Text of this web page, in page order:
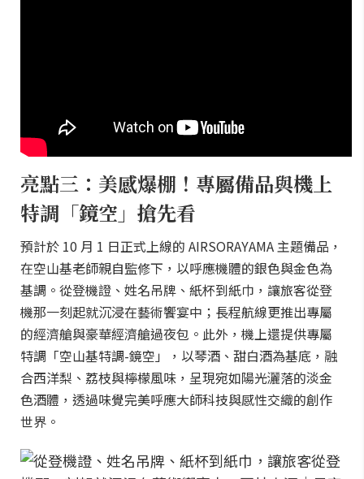
亮點三：美感爆棚！專屬備品與機上
特調「鏡空」搶先看
預計於 10 月 1 日正式上線的 AIRSORAYAMA 主題備品，
在空山基老師親自監修下，以呼應機體的銀色與金色為
基調。從登機證、姓名吊牌、紙杯到紙巾，讓旅客從登
機那一刻起就沉浸在藝術饗宴中；長程航線更推出專屬
的經濟艙與豪華經濟艙過夜包。此外，機上還提供專屬
特調「空山基特調-鏡空」，以琴酒、甜白酒為基底，融
合西洋梨、荔枝與檸檬風味，呈現宛如陽光灑落的淡金
色酒體，透過味覺完美呼應大師科技與感性交織的創作
世界。